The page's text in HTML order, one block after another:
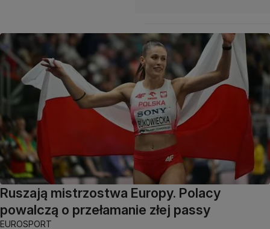
Ruszają mistrzostwa Europy. Polacy
powalczą o przełamanie złej passy
EUROSPORT